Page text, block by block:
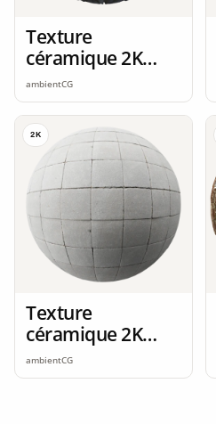
Texture
céramique 2K
seamless
ambientCG
2K
Texture
céramique 2K
seamless
ambientCG